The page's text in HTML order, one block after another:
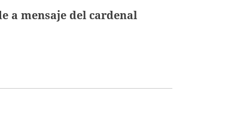
a mensaje del cardenal